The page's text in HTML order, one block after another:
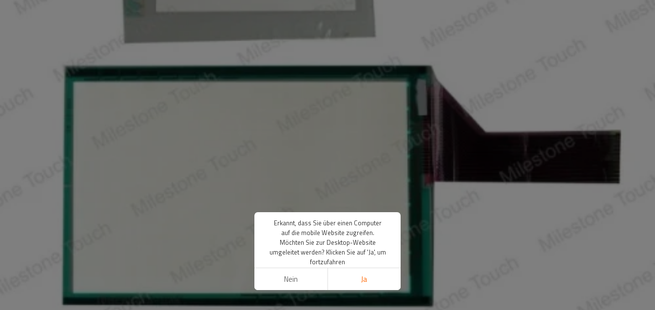
Erkannt, dass Sie über einen Computer
auf die mobile Website zugreifen.
Möchten Sie zur Desktop-Website
umgeleitet werden? Klicken Sie auf 'Ja', um
fortzufahren
Nein Ja